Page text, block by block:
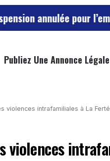
pour l’employée de
Publiez Une Annonce Légale
violences intrafamiliales à La
violences